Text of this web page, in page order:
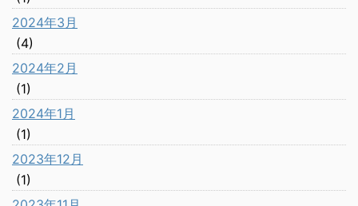
2024年3月
(4)
2024年2月
(1)
2024年1月
(1)
2023年12月
(1)